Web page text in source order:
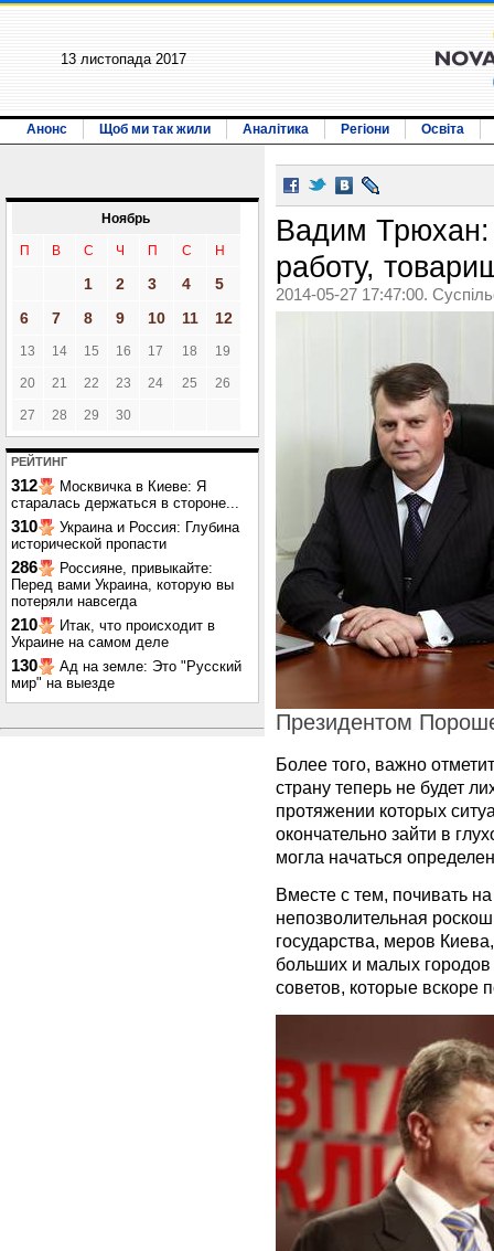
13 листопада 2017
Анонс Щоб ми так жили Аналітика Регіони Освіта
Ноябрь
П В С Ч П С Н
1 2 3 4
5
6
7 8 9 10 11 12
13 14 15 16 17 18 19
20 21 22 23 24 25 26
27 28 29 30
РЕЙТИНГ
312
Москвичка в Киеве: Я
старалась держаться в стороне...
310
Украина и Россия: Глубина
исторической пропасти
286
Россияне, привыкайте:
Перед вами Украина, которую вы
потеряли навсегда
210
Итак, что происходит в
Украине на самом деле
130
Ад на земле: Это "Русский
мир" на выезде
Вадим
работу,
2014-05-27 17:47:00.
Президентом
Более того, важно
страну теперь не будет
протяжении которых
окончательно зайти в
могла начаться
Вместе с тем, почивать
непозволительная
государства, меров
больших и малых
советов, которые вскоре